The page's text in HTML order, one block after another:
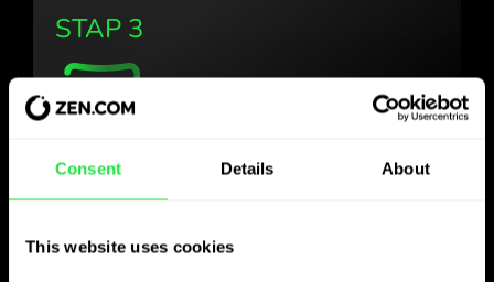
Consent Details About
This website uses cookies
STAP 3
Gebruik de gekozen
valuta
zoals je wilt